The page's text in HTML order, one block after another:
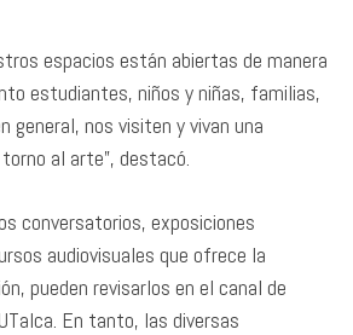
espacios están abiertas de manera
estudiantes, niños y niñas, familias,
general, nos visiten y vivan una
al arte”, destacó.
conversatorios, exposiciones
audiovisuales que ofrece la
pueden revisarlos en el canal de
En tanto, las diversas